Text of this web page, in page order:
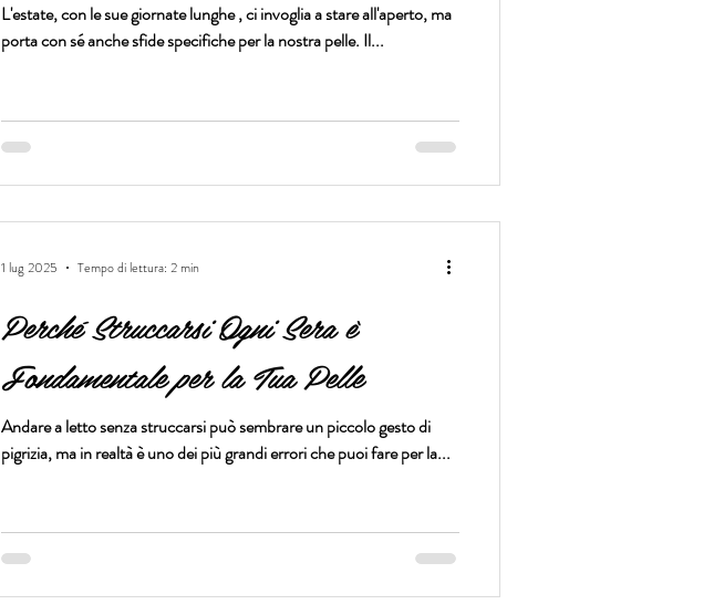
L'estate, con le sue giornate lunghe , ci invoglia a stare all'aperto, ma
porta con sé anche sfide specifiche per la nostra pelle. Il...
Perché Struccarsi Ogni Sera è
Fondamentale per la Tua Pelle
Andare a letto senza struccarsi può sembrare un piccolo gesto di
pigrizia, ma in realtà è uno dei più grandi errori che puoi fare per la...
1 lug 2025 Tempo di lettura: 2 min